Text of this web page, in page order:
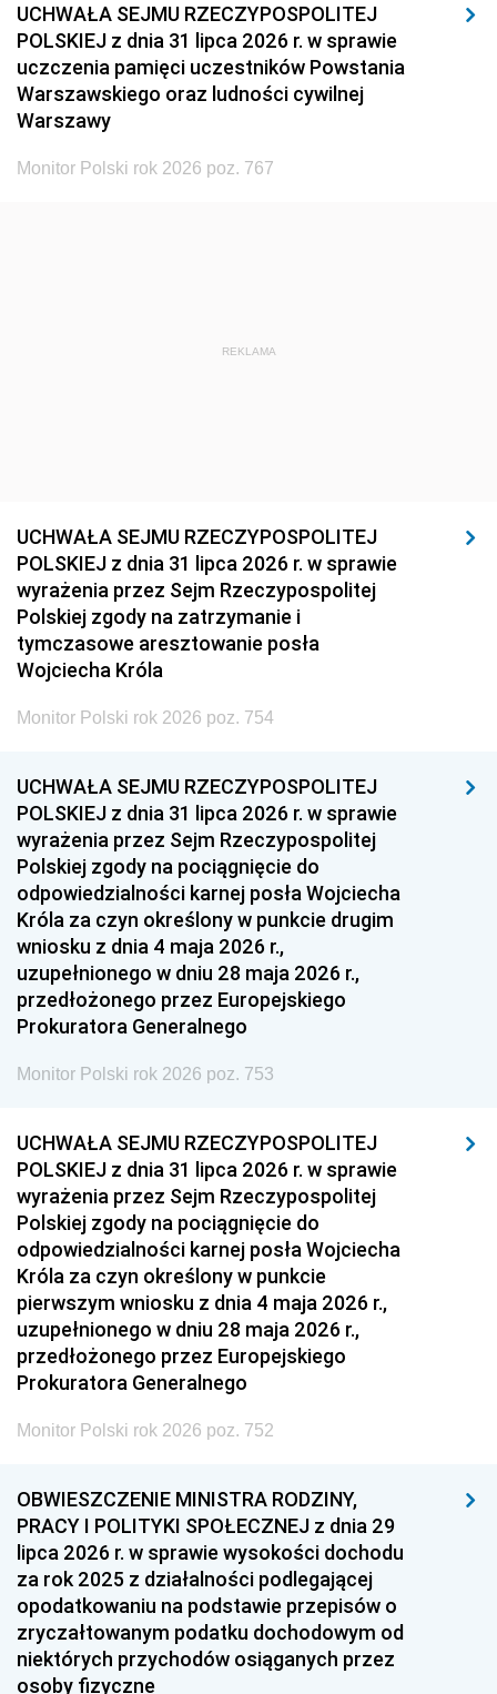
UCHWAŁA SEJMU RZECZYPOSPOLITEJ
POLSKIEJ z dnia 31 lipca 2026 r. w sprawie
uczczenia pamięci uczestników Powstania
Warszawskiego oraz ludności cywilnej
Warszawy
Monitor Polski rok 2026 poz. 767
REKLAMA
UCHWAŁA SEJMU RZECZYPOSPOLITEJ
POLSKIEJ z dnia 31 lipca 2026 r. w sprawie
wyrażenia przez Sejm Rzeczypospolitej
Polskiej zgody na zatrzymanie i
tymczasowe aresztowanie posła
Wojciecha Króla
Monitor Polski rok 2026 poz. 754
UCHWAŁA SEJMU RZECZYPOSPOLITEJ
POLSKIEJ z dnia 31 lipca 2026 r. w sprawie
wyrażenia przez Sejm Rzeczypospolitej
Polskiej zgody na pociągnięcie do
odpowiedzialności karnej posła Wojciecha
Króla za czyn określony w punkcie drugim
wniosku z dnia 4 maja 2026 r.,
uzupełnionego w dniu 28 maja 2026 r.,
przedłożonego przez Europejskiego
Prokuratora Generalnego
Monitor Polski rok 2026 poz. 753
UCHWAŁA SEJMU RZECZYPOSPOLITEJ
POLSKIEJ z dnia 31 lipca 2026 r. w sprawie
wyrażenia przez Sejm Rzeczypospolitej
Polskiej zgody na pociągnięcie do
odpowiedzialności karnej posła Wojciecha
Króla za czyn określony w punkcie
pierwszym wniosku z dnia 4 maja 2026 r.,
uzupełnionego w dniu 28 maja 2026 r.,
przedłożonego przez Europejskiego
Prokuratora Generalnego
Monitor Polski rok 2026 poz. 752
OBWIESZCZENIE MINISTRA RODZINY,
PRACY I POLITYKI SPOŁECZNEJ z dnia 29
lipca 2026 r. w sprawie wysokości dochodu
za rok 2025 z działalności podlegającej
opodatkowaniu na podstawie przepisów o
zryczałtowanym podatku dochodowym od
niektórych przychodów osiąganych przez
osoby fizyczne